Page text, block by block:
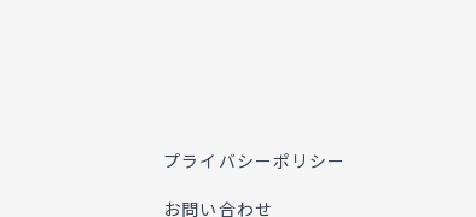
プライバシーポリシー
お問い合わせ